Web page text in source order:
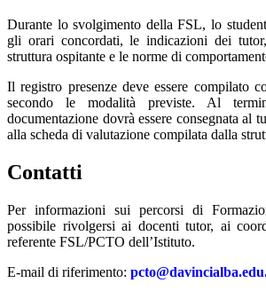
Durante lo svolgimento della FSL, lo
gli orari concordati, le indicazioni dei
struttura ospitante e le norme di
Il registro presenze deve essere compilato
secondo le modalità previste. Al
documentazione dovrà essere consegnata al
alla scheda di valutazione compilata dalla
Contatti
Per informazioni sui percorsi di
possibile rivolgersi ai docenti tutor, ai
referente FSL/PCTO dell’Istituto.
E-mail di riferimento: